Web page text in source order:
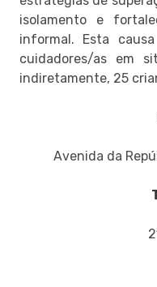
isolamento e
informal. Esta
cuidadores/as em
indiretamente, 25
Avenida da